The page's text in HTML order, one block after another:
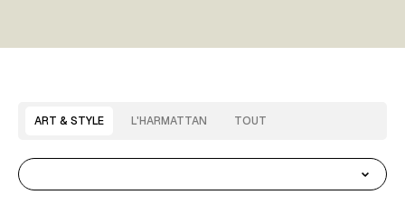
ART & STYLE L'HARMATTAN TOUT